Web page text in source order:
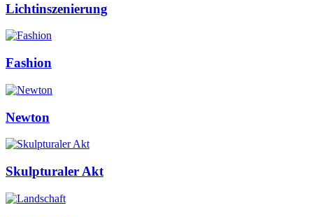
Lichtinszenierung
Fashion
Newton
Skulpturaler Akt